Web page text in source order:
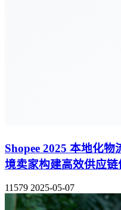
Shopee 2025 本地化
境卖家构建高效供应链
11579 2025-05-07